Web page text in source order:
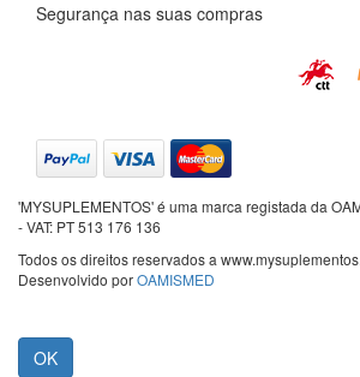
Segurança nas suas compras
'MYSUPLEMENTOS' é uma marca registada da
- VAT: PT 513 176 136
Todos os direitos reservados a
Desenvolvido porOAMISMED